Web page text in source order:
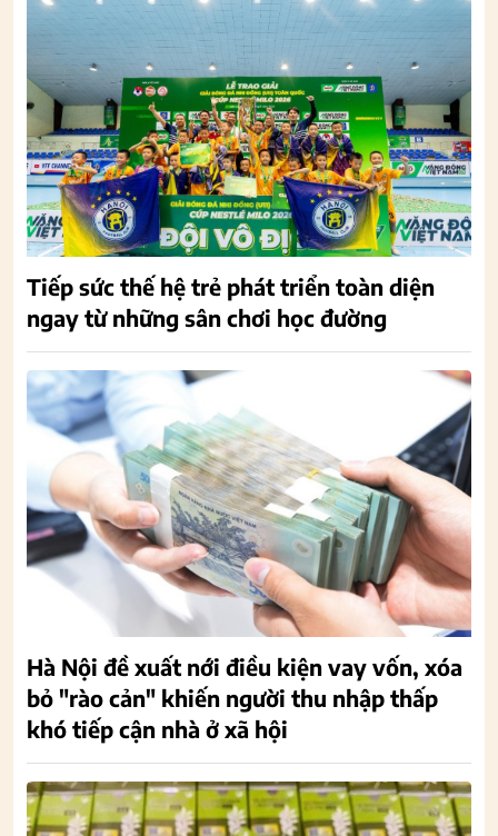
Tiếp sức thế hệ trẻ phát triển toàn diện
ngay từ những sân chơi học đường
Hà Nội đề xuất nới điều kiện vay vốn, xóa
bỏ "rào cản" khiến người thu nhập thấp
khó tiếp cận nhà ở xã hội